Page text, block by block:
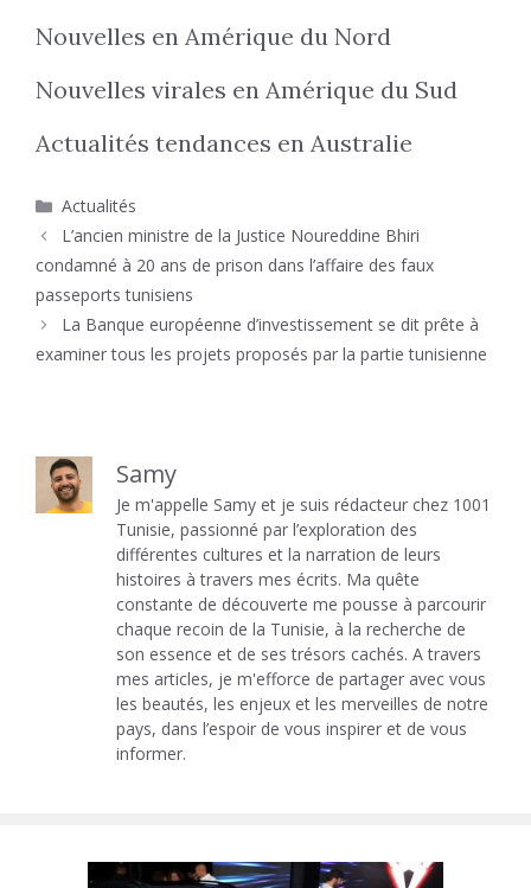
Nouvelles en Amérique du Nord
Nouvelles virales en Amérique du Sud
Actualités tendances en Australie
Catégories
Actualités
L’ancien ministre de la Justice Noureddine Bhiri
condamné à 20 ans de prison dans l’affaire des faux
passeports tunisiens
La Banque européenne d’investissement se dit prête à
examiner tous les projets proposés par la partie tunisienne
Samy
Je m'appelle Samy et je suis rédacteur chez 1001
Tunisie, passionné par l’exploration des
différentes cultures et la narration de leurs
histoires à travers mes écrits. Ma quête
constante de découverte me pousse à parcourir
chaque recoin de la Tunisie, à la recherche de
son essence et de ses trésors cachés. A travers
mes articles, je m'efforce de partager avec vous
les beautés, les enjeux et les merveilles de notre
pays, dans l’espoir de vous inspirer et de vous
informer.